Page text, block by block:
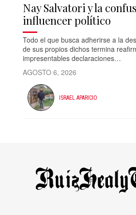
Nay Salvatori y la
influencer político
Todo el que busca adherirse a la
de sus propios dichos termina
impresentables declaraciones…
AGOSTO 6, 2026
ISRAEL APARICIO